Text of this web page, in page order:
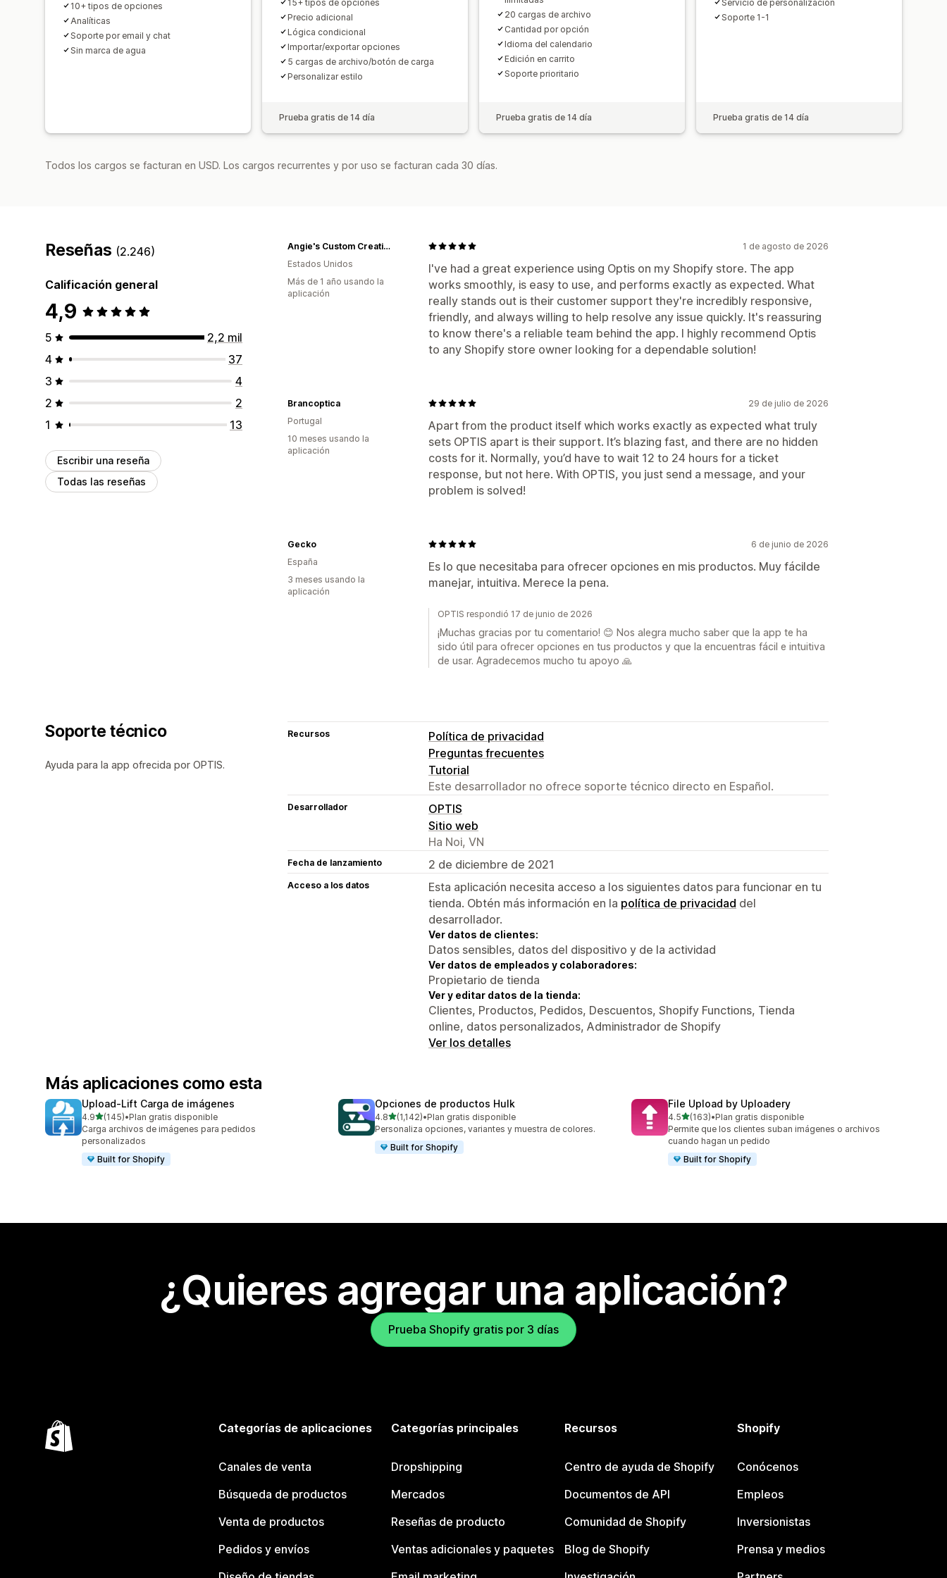
Visualización de disponibilidad de existencias
Actualizaciones manuales
Actualizaciones automáticas
10+ tipos de opciones
Analíticas
Soporte por email y chat
Sin marca de agua
15+ tipos de opciones
Precio adicional
Lógica condicional
Importar/exportar opciones
5 cargas de archivo/botón de carga
Personalizar estilo
Prueba gratis de 14 día
20 cargas de archivo
Cantidad por opción
Idioma del calendario
Edición en carrito
Soporte prioritario
Prueba gratis de 14 día
Servicio de personalización
Soporte 1-1
Prueba gratis de 14 día
Todos los cargos se facturan en USD. Los cargos recurrentes y por uso se facturan cada 30 días.
Reseñas (2.246)
Calificación general
4,9
5
2,2 mil
4
37
3
4
2
2
1
13
Escribir una reseña
Todas las reseñas
1 de agosto de 2026
I've had a great experience using Optis on my Shopify store. The app
works smoothly, is easy to use, and performs exactly as expected. What
really stands out is their customer support they're incredibly responsive,
friendly, and always willing to help resolve any issue quickly. It's reassuring
to know there's a reliable team behind the app. I highly recommend Optis
to any Shopify store owner looking for a dependable solution!
Angie's Custom Creations
Estados Unidos
Más de 1 año usando la
aplicación
29 de julio de 2026
Apart from the product itself which works exactly as expected what truly
sets OPTIS apart is their support. It’s blazing fast, and there are no hidden
costs for it. Normally, you’d have to wait 12 to 24 hours for a ticket
response, but not here. With OPTIS, you just send a message, and your
problem is solved!
Brancoptica
Portugal
10 meses usando la
aplicación
6 de junio de 2026
Es lo que necesitaba para ofrecer opciones en mis productos. Muy fácilde
manejar, intuitiva. Merece la pena.
Gecko
España
3 meses usando la
aplicación
OPTIS respondió 17 de junio de 2026
¡Muchas gracias por tu comentario! 😊 Nos alegra mucho saber que la app te ha
sido útil para ofrecer opciones en tus productos y que la encuentras fácil e intuitiva
de usar. Agradecemos mucho tu apoyo 🙏
Soporte técnico
Ayuda para la app ofrecida por OPTIS.
Recursos
Política de privacidad
Preguntas frecuentes
Tutorial
Este desarrollador no ofrece soporte técnico directo en Español.
Desarrollador
OPTIS
Sitio web
Ha Noi, VN
Fecha de lanzamiento 2 de diciembre de 2021
Acceso a los datos
Esta aplicación necesita acceso a los siguientes datos para funcionar en tu
tienda. Obtén más información en la política de privacidad del
desarrollador.
Ver datos de clientes:
Datos sensibles, datos del dispositivo y de la actividad
Ver datos de empleados y colaboradores:
Propietario de tienda
Ver y editar datos de la tienda:
Clientes, Productos, Pedidos, Descuentos, Shopify Functions, Tienda
online, datos personalizados, Administrador de Shopify
Ver los detalles
Más aplicaciones como esta
Upload‑Lift Carga de imágenes
4.9de 5 estrellas
(145)
145 reseñas en total
•Plan gratis disponible
Carga archivos de imágenes para pedidos
personalizados
Built for Shopify
Opciones de productos Hulk
4.8de 5 estrellas
(1,142)
1142 reseñas en total
•Plan gratis disponible
Personaliza opciones, variantes y muestra de colores.
Built for Shopify
File Upload by Uploadery
4.5de 5 estrellas
(163)
163 reseñas en total
•Plan gratis disponible
Permite que los clientes suban imágenes o archivos
cuando hagan un pedido
Built for Shopify
¿Quieres agregar una aplicación?
Prueba Shopify gratis por 3 días
Categorías de aplicaciones
Canales de venta
Búsqueda de productos
Venta de productos
Pedidos y envíos
Categorías principales
Dropshipping
Mercados
Reseñas de producto
Ventas adicionales y paquetes
Recursos
Centro de ayuda de Shopify
Documentos de API
Comunidad de Shopify
Blog de Shopify
Shopify
Conócenos
Empleos
Inversionistas
Prensa y medios